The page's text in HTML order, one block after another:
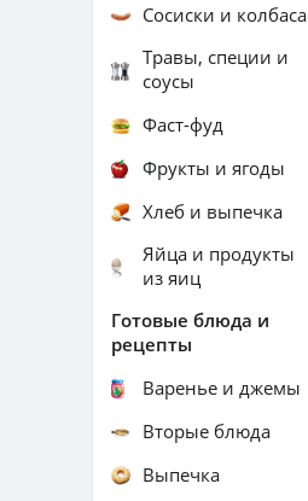
Сосиски и колбаса
Травы, специи и
соусы
Фаст-фуд
Фрукты и ягоды
Хлеб и выпечка
Яйца и продукты
из яиц
Готовые блюда и
рецепты
Варенье и джемы
Вторые блюда
Выпечка